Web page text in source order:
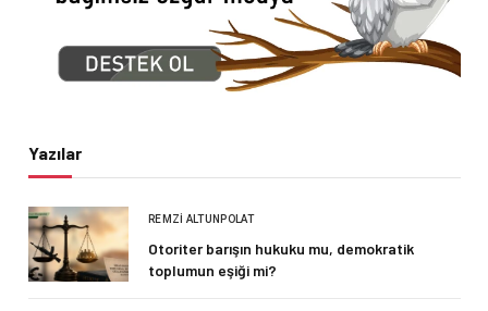
Yazılar
REMZI ALTUNPOLAT
Otoriter barışın hukuku mu, demokratik
toplumun eşiği mi?